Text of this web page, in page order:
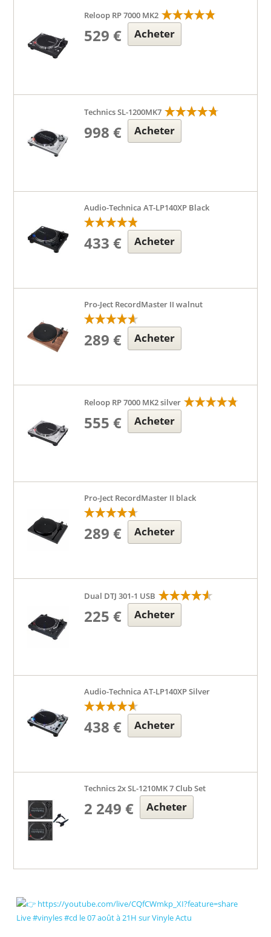
Reloop RP 7000 MK2
529 € Acheter
Technics SL-1200MK7
998 € Acheter
Audio-Technica AT-LP140XP Black
433 € Acheter
Pro-Ject RecordMaster II walnut
289 € Acheter
Reloop RP 7000 MK2 silver
555 € Acheter
Pro-Ject RecordMaster II black
289 € Acheter
Dual DTJ 301-1 USB
225 € Acheter
Audio-Technica AT-LP140XP Silver
438 € Acheter
Technics 2x SL-1210MK 7 Club Set
2 249 € Acheter
Live #vinyles #cd le 07 août à 21H sur Vinyle Actu